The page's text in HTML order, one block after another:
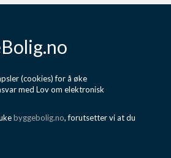
(cookies) for å øke
med Lov om elektronisk
byggebolig.no, forutsetter vi at du